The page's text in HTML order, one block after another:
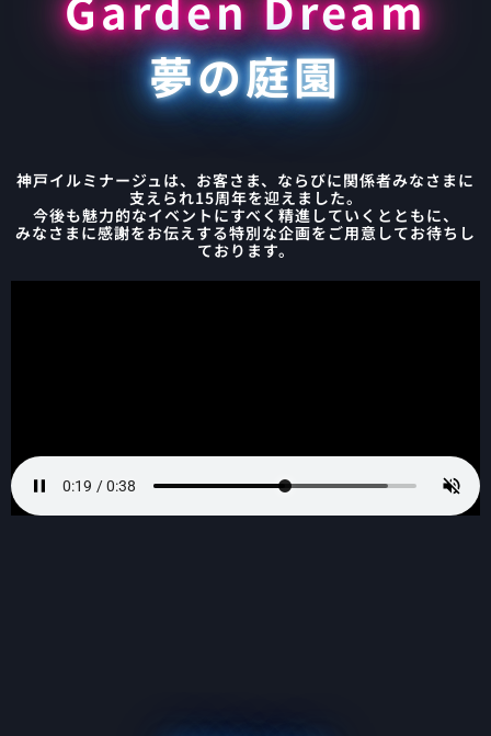
夢の庭園
神戸イルミナージュは、お客さま、ならびに関係者みなさまに
支えられ15周年を迎えました。
今後も魅力的なイベントにすべく精進していくとともに、
みなさまに感謝をお伝えする特別な企画をご用意してお待ちし
ております。